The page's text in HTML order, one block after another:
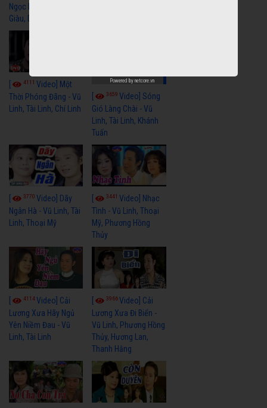
Ngọc Huyền, Ngọc
Giàu, Diệp Lang
4111 Video] Một
Thời Phóng Đãng - Vũ
Linh, Tài Linh, Chí Linh
3659Video] Sóng
Gió Làng Chài - Vũ
Linh, Tài Linh, Khánh
Tuấn
3770 Video] Dãy
Ngân Hà - Vũ Linh, Tài
Linh, Thoại Mỹ
3441Video] Nhạc
Tình - Vũ Linh, Thoại
Mỹ, Phương Hồng
Thủy
4114Video] Cải
Lương Xưa Hãy Ngủ
Yên Niềm Đau - Vũ
Linh, Tài Linh
3966Video] Cải
Lương Xưa Đi Biển -
Vũ Linh, Phương Hồng
Thủy, Hương Lan,
Thanh Hằng
Powered by netcore.vn